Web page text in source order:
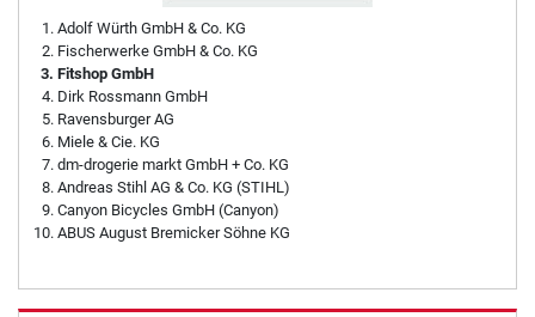
Adolf Würth GmbH & Co. KG
Fischerwerke GmbH & Co. KG
Fitshop GmbH
Dirk Rossmann GmbH
Ravensburger AG
Miele & Cie. KG
dm-drogerie markt GmbH + Co. KG
Andreas Stihl AG & Co. KG (STIHL)
Canyon Bicycles GmbH (Canyon)
ABUS August Bremicker Söhne KG